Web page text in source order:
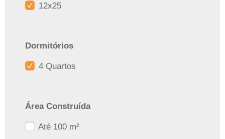
12x25
Dormitórios
4 Quartos
Área Construída
Até 100 m²